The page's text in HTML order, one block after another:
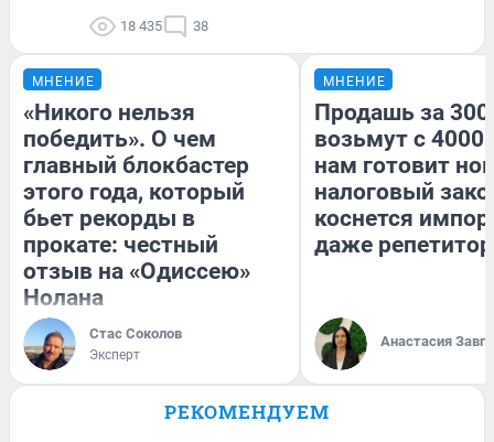
18 435 38
МНЕНИЕ
«Никого нельзя
победить». О чем
главный блокбастер
этого года, который
бьет рекорды в
прокате: честный
отзыв на «Одиссею»
Нолана
Стас Соколов
Эксперт
МНЕНИЕ
Продашь за
возьмут с
нам готовит
налоговый
коснется
даже
Анастасия
РЕКОМЕНДУЕМ